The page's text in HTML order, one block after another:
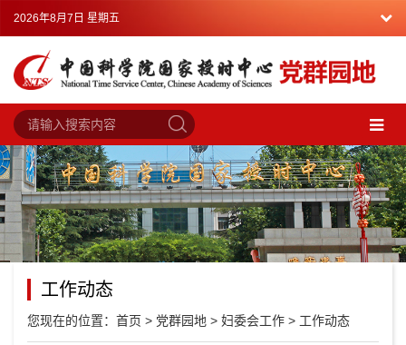
2026年8月7日 星期五
工作动态
您现在的位置： 首页 > 党群园地 > 妇委会工作 > 工作动态